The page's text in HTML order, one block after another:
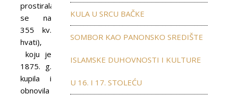
prostirala
se na
355 kv.
hvati),
koju je
1875. g.
kupila i
obnovila
KULA U SRCU BAČKE
SOMBOR KAO PANONSKO SREDIŠTE
ISLAMSKE DUHOVNOSTI I KULTURE
U 16. I 17. STOLEĆU